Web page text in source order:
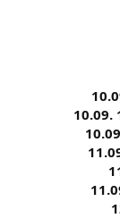
10.09.